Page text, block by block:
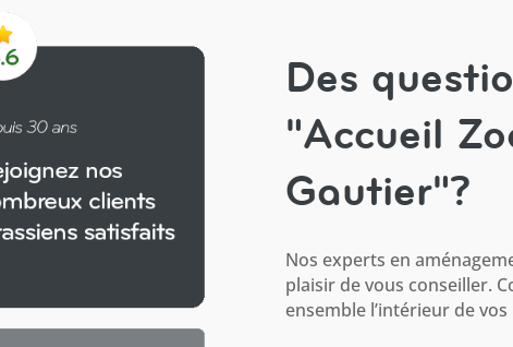
Des
"Accueil
Gautier"?
Nos experts en
plaisir de vous conseiller.
ensemble l’intérieur de vos